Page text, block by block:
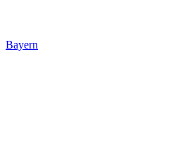
Bayern